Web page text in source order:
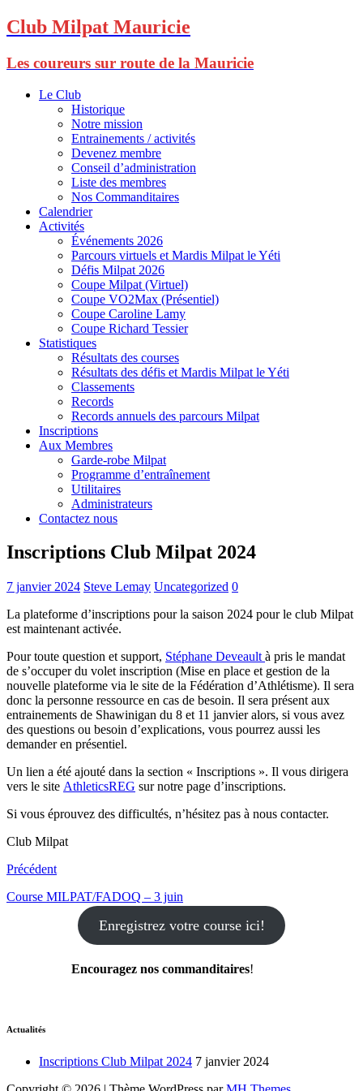
Club Milpat Mauricie
Les coureurs sur route de la Mauricie
Le Club
Historique
Notre mission
Entrainements / activités
Devenez membre
Conseil d’administration
Liste des membres
Nos Commanditaires
Calendrier
Activités
Événements 2026
Parcours virtuels et Mardis Milpat le Yéti
Défis Milpat 2026
Coupe Milpat (Virtuel)
Coupe VO2Max (Présentiel)
Coupe Caroline Lamy
Coupe Richard Tessier
Statistiques
Résultats des courses
Résultats des défis et Mardis Milpat le Yéti
Classements
Records
Records annuels des parcours Milpat
Inscriptions
Aux Membres
Garde-robe Milpat
Programme d’entraînement
Utilitaires
Administrateurs
Contactez nous
Inscriptions Club Milpat 2024
7 janvier 2024 Steve Lemay Uncategorized 0
La plateforme d’inscriptions pour la saison 2024 pour le club Milpat
est maintenant activée.
Pour toute question et support, Stéphane Deveault à pris le mandat
de s’occuper du volet inscription (Mise en place et gestion de la
nouvelle plateforme via le site de la Fédération d’Athlétisme). Il sera
donc la personne ressource en cas de besoin. Il sera présent aux
entrainements de Shawinigan du 8 et 11 janvier alors, si vous avez
des questions ou besoin d’explications, vous pourrez aussi les
demander en présentiel.
Un lien a été ajouté dans la section « Inscriptions ». Il vous dirigera
vers le site AthleticsREG sur notre page d’inscriptions.
Si vous éprouvez des difficultés, n’hésitez pas à nous contacter.
Club Milpat
Précédent
Course MILPAT/FADOQ – 3 juin
Enregistrez votre course ici!
Encouragez nos commanditaires!
Actualités
Inscriptions Club Milpat 2024 7 janvier 2024